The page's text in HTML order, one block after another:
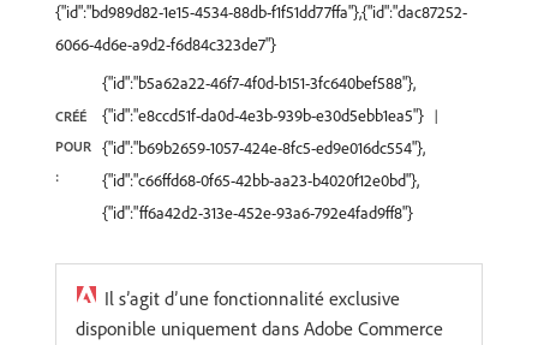
{"id":"bd989d82-1e15-4534-88db-f1f51dd77ffa"},{"id":"dac87252-
6066-4d6e-a9d2-f6d84c323de7"}
CRÉÉ
POUR
:
{"id":"b5a62a22-46f7-4f0d-b151-3fc640bef588"},
{"id":"e8ccd51f-da0d-4e3b-939b-e30d5ebb1ea5"}
{"id":"b69b2659-1057-424e-8fc5-ed9e016dc554"},
{"id":"c66ffd68-0f65-42bb-aa23-b4020f12e0bd"},
{"id":"ff6a42d2-313e-452e-93a6-792e4fad9ff8"}
Il s’agit d’une fonctionnalité exclusive
disponible uniquement dans Adobe Commerce